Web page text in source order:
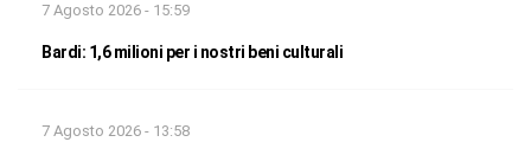
7 Agosto 2026 - 15:59
Bardi: 1,6 milioni per i nostri beni culturali
7 Agosto 2026 - 13:58